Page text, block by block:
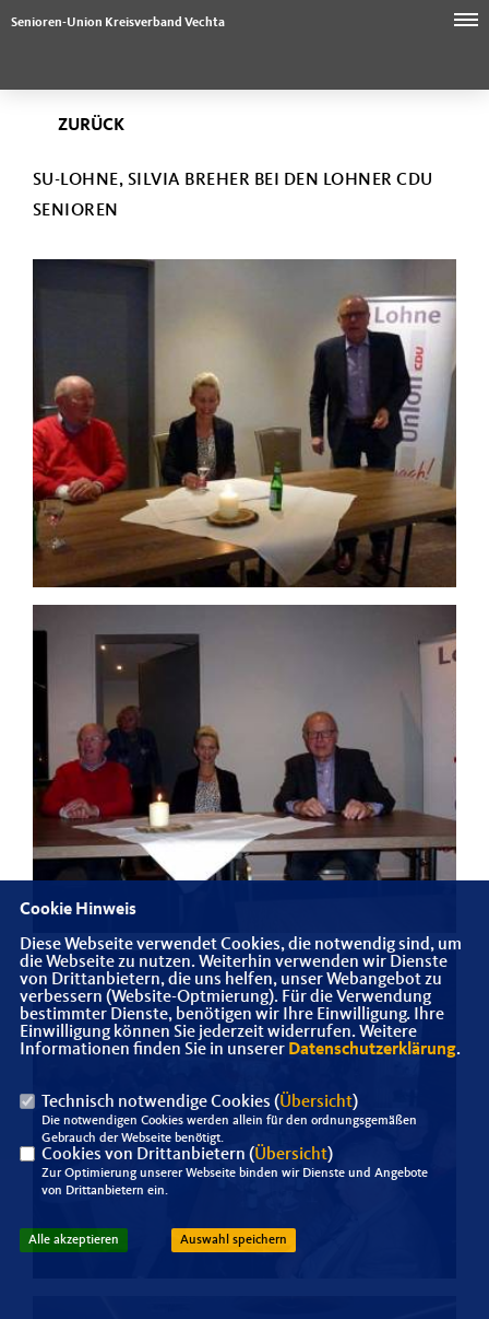
Senioren-Union Kreisverband Vechta
ZURÜCK
SU-LOHNE, SILVIA BREHER BEI DEN LOHNER CDU
SENIOREN
Cookie Hinweis
Diese Webseite verwendet Cookies, die notwendig sind, um
die Webseite zu nutzen. Weiterhin verwenden wir Dienste
von Drittanbietern, die uns helfen, unser Webangebot zu
verbessern (Website-Optmierung). Für die Verwendung
bestimmter Dienste, benötigen wir Ihre Einwilligung. Ihre
Einwilligung können Sie jederzeit widerrufen. Weitere
Informationen finden Sie in unserer Datenschutzerklärung.
Technisch notwendige Cookies (Übersicht)
Die notwendigen Cookies werden allein für den ordnungsgemäßen
Gebrauch der Webseite benötigt.
Cookies von Drittanbietern (Übersicht)
Zur Optimierung unserer Webseite binden wir Dienste und Angebote
von Drittanbietern ein.
Alle akzeptieren Auswahl speichern